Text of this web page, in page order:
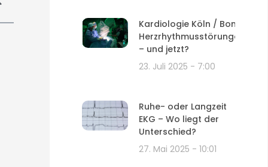
Kardiologie Köln / Bonn:
Herzrhythmusstörungen
– und jetzt?
23. Juli 2025
7:00
Ruhe- oder Langzeit
EKG – Wo liegt der
Unterschied?
27. Mai 2025
10:01